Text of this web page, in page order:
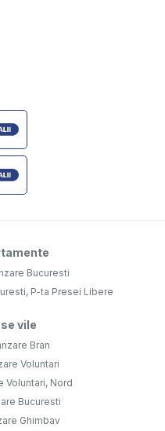
Bucuresti
P-ta Presei Libere
vile
Bran
Voluntari
Voluntari, Nord
Bucuresti
Ghimbav